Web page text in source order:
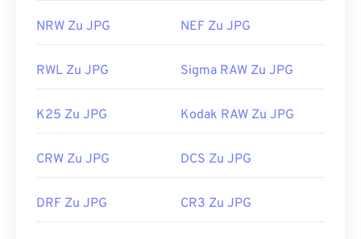
NRW Zu JPG NEF Zu JPG
RWL Zu JPG Sigma RAW Zu JPG
K25 Zu JPG Kodak RAW Zu JPG
CRW Zu JPG DCS Zu JPG
DRF Zu JPG CR3 Zu JPG